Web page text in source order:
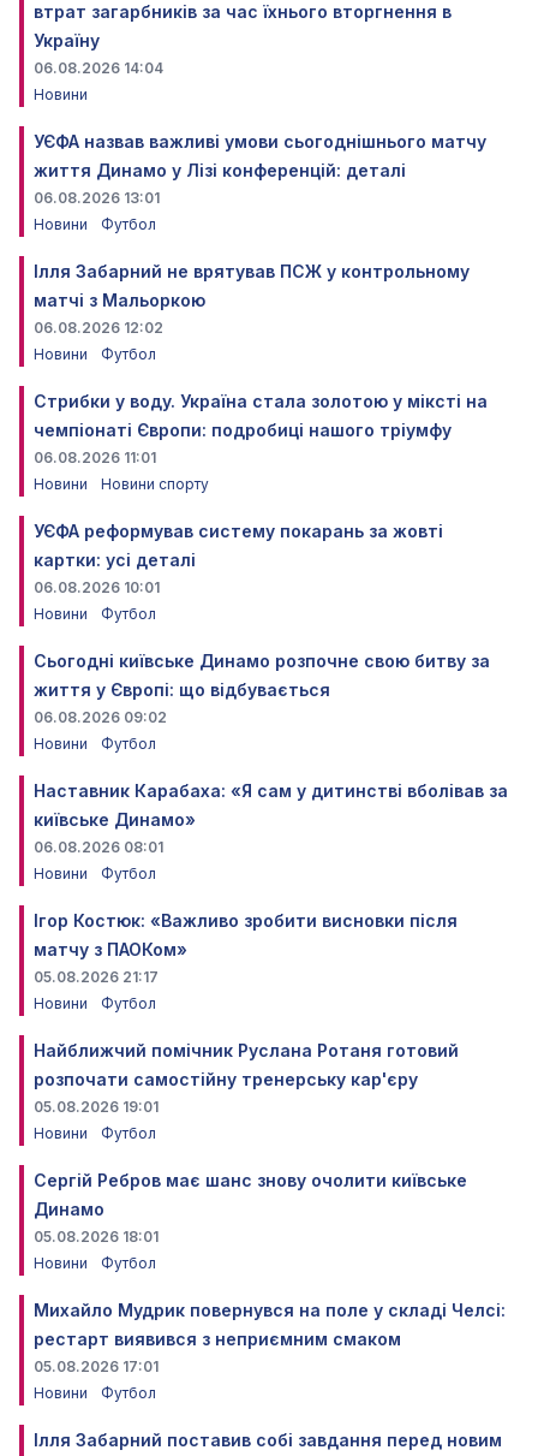
втрат загарбників за час їхнього вторгнення в
Україну
06.08.2026 14:04
Новини
УЄФА назвав важливі умови сьогоднішнього матчу
життя Динамо у Лізі конференцій: деталі
06.08.2026 13:01
Новини
Футбол
Ілля Забарний не врятував ПСЖ у контрольному
матчі з Мальоркою
06.08.2026 12:02
Новини
Футбол
Стрибки у воду. Україна стала золотою у міксті на
чемпіонаті Європи: подробиці нашого тріумфу
06.08.2026 11:01
Новини
Новини спорту
УЄФА реформував систему покарань за жовті
картки: усі деталі
06.08.2026 10:01
Новини
Футбол
Сьогодні київське Динамо розпочне свою битву за
життя у Європі: що відбувається
06.08.2026 09:02
Новини
Футбол
Наставник Карабаха: «Я сам у дитинстві вболівав за
київське Динамо»
06.08.2026 08:01
Новини
Футбол
Ігор Костюк: «Важливо зробити висновки після
матчу з ПАОКом»
05.08.2026 21:17
Новини
Футбол
Найближчий помічник Руслана Ротаня готовий
розпочати самостійну тренерську кар'єру
05.08.2026 19:01
Новини
Футбол
Сергій Ребров має шанс знову очолити київське
Динамо
05.08.2026 18:01
Новини
Футбол
Михайло Мудрик повернувся на поле у складі Челсі:
рестарт виявився з неприємним смаком
05.08.2026 17:01
Новини
Футбол
Ілля Забарний поставив собі завдання перед новим